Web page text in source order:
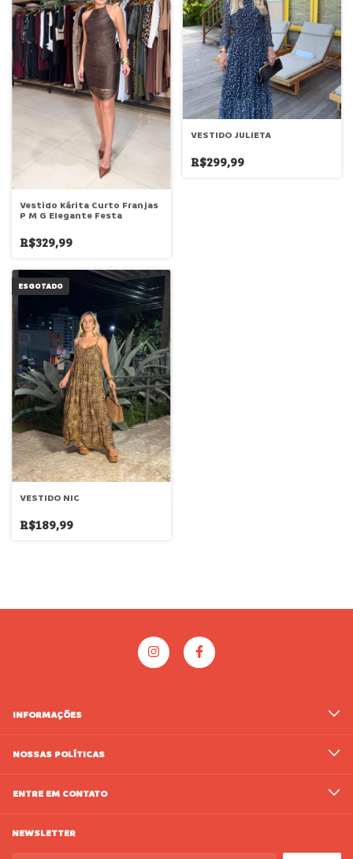
Vestido Kárita Curto Franjas
P M G Elegante Festa
R$329,99
VESTIDO JULIETA
R$299,99
ESGOTADO
VESTIDO NIC
R$189,99
INFORMAÇÕES
NOSSAS POLÍTICAS
ENTRE EM CONTATO
NEWSLETTER